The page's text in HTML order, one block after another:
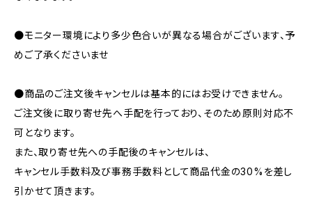
●モニター環境により多少色合いが異なる場合がございます、予
めご了承くださいませ
●商品のご注文後キャンセルは基本的にはお受けできません。
ご注文後に取り寄せ先へ手配を行っており、そのため原則対応不
可となります。
また、取り寄せ先への手配後のキャンセルは、
キャンセル手数料及び事務手数料として商品代金の30%を差し
引かせて頂きます。